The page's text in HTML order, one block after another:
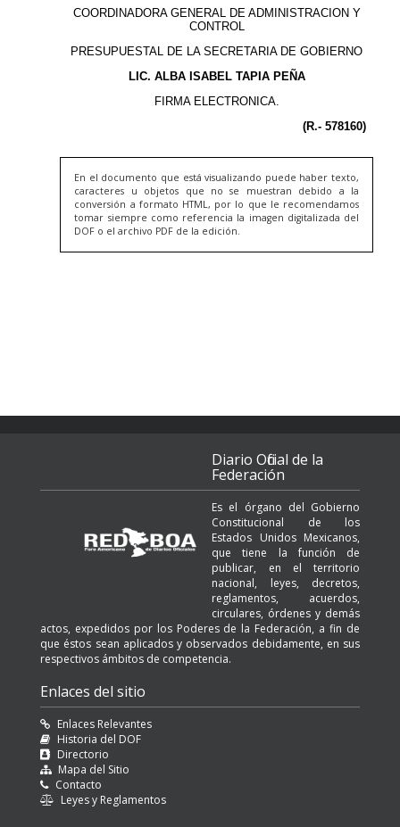
En el documento que está visualizando puede haber texto,
caracteres u objetos que no se muestran debido a la
conversión a formato HTML, por lo que le recomendamos
tomar siempre como referencia la imagen digitalizada del
DOF o el archivo PDF de la edición.
Diario Oficial de la
Federación
Es el órgano del Gobierno
Constitucional de los
Estados Unidos Mexicanos,
que tiene la función de
publicar, en el territorio
nacional, leyes, decretos,
reglamentos, acuerdos,
circulares, órdenes y demás
actos, expedidos por los Poderes de la Federación, a fin de
que éstos sean aplicados y observados debidamente, en sus
respectivos ámbitos de competencia.
Enlaces del sitio
Enlaces Relevantes
Historia del DOF
Directorio
Mapa del Sitio
Contacto
Leyes y Reglamentos